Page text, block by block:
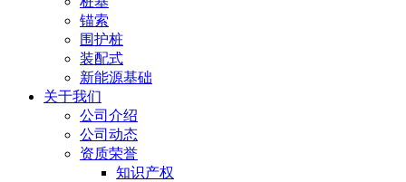
锚索
围护桩
装配式
新能源基础
关于我们
公司介绍
公司动态
资质荣誉
知识产权